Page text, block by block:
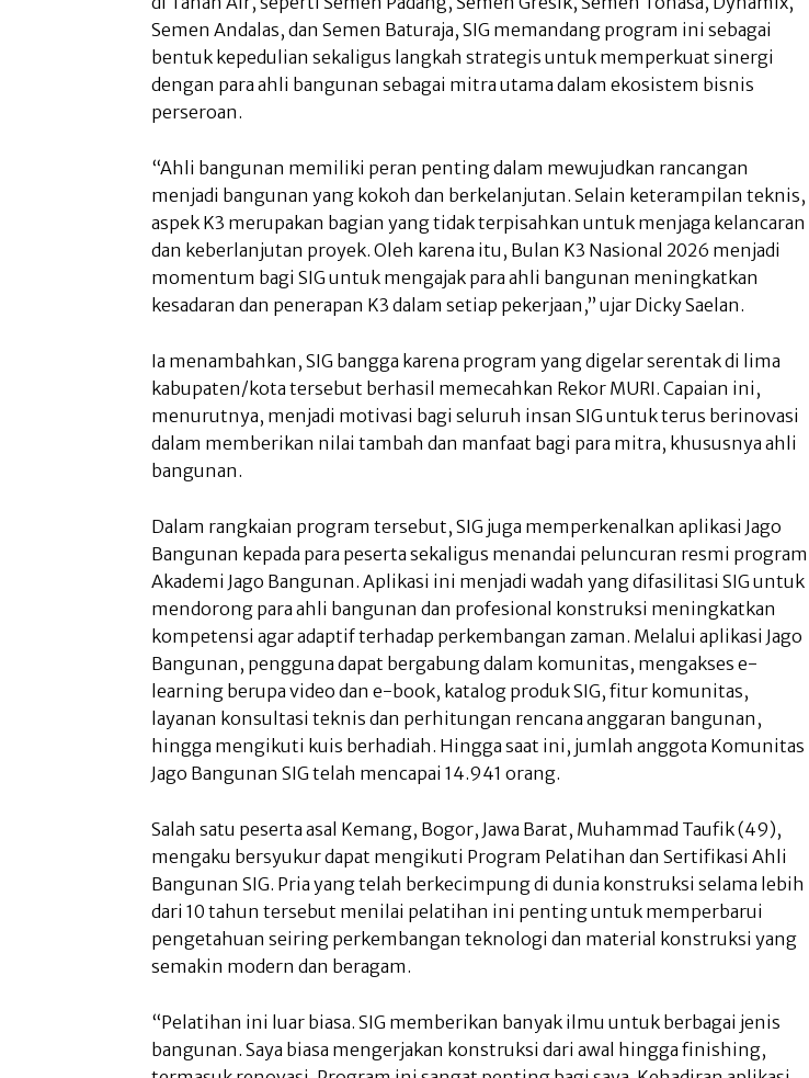
Semen Andalas, dan Semen Baturaja, SIG memandang program ini sebagai
bentuk kepedulian sekaligus langkah strategis untuk memperkuat sinergi
dengan para ahli bangunan sebagai mitra utama dalam ekosistem bisnis
perseroan.
“Ahli bangunan memiliki peran penting dalam mewujudkan rancangan
menjadi bangunan yang kokoh dan berkelanjutan. Selain keterampilan teknis,
aspek K3 merupakan bagian yang tidak terpisahkan untuk menjaga kelancaran
dan keberlanjutan proyek. Oleh karena itu, Bulan K3 Nasional 2026 menjadi
momentum bagi SIG untuk mengajak para ahli bangunan meningkatkan
kesadaran dan penerapan K3 dalam setiap pekerjaan,” ujar Dicky Saelan.
Ia menambahkan, SIG bangga karena program yang digelar serentak di lima
kabupaten/kota tersebut berhasil memecahkan Rekor MURI. Capaian ini,
menurutnya, menjadi motivasi bagi seluruh insan SIG untuk terus berinovasi
dalam memberikan nilai tambah dan manfaat bagi para mitra, khususnya ahli
bangunan.
Dalam rangkaian program tersebut, SIG juga memperkenalkan aplikasi Jago
Bangunan kepada para peserta sekaligus menandai peluncuran resmi program
Akademi Jago Bangunan. Aplikasi ini menjadi wadah yang difasilitasi SIG untuk
mendorong para ahli bangunan dan profesional konstruksi meningkatkan
kompetensi agar adaptif terhadap perkembangan zaman. Melalui aplikasi Jago
Bangunan, pengguna dapat bergabung dalam komunitas, mengakses e-
learning berupa video dan e-book, katalog produk SIG, fitur komunitas,
layanan konsultasi teknis dan perhitungan rencana anggaran bangunan,
hingga mengikuti kuis berhadiah. Hingga saat ini, jumlah anggota Komunitas
Jago Bangunan SIG telah mencapai 14.941 orang.
Salah satu peserta asal Kemang, Bogor, Jawa Barat, Muhammad Taufik (49),
mengaku bersyukur dapat mengikuti Program Pelatihan dan Sertifikasi Ahli
Bangunan SIG. Pria yang telah berkecimpung di dunia konstruksi selama lebih
dari 10 tahun tersebut menilai pelatihan ini penting untuk memperbarui
pengetahuan seiring perkembangan teknologi dan material konstruksi yang
semakin modern dan beragam.
“Pelatihan ini luar biasa. SIG memberikan banyak ilmu untuk berbagai jenis
bangunan. Saya biasa mengerjakan konstruksi dari awal hingga finishing,